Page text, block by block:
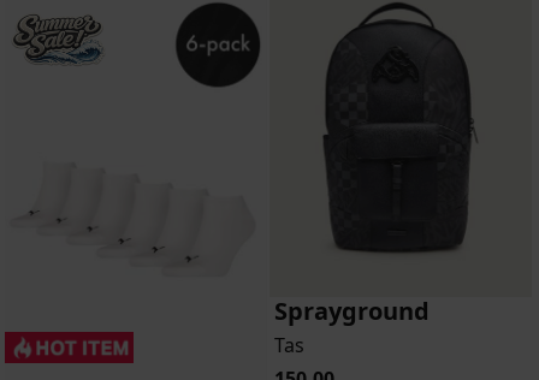
Sprayground
Tas